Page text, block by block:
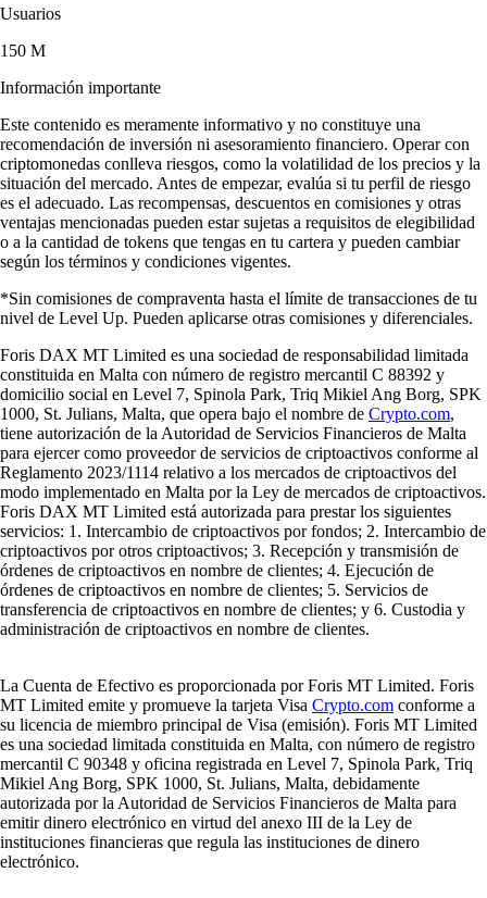
Usuarios
150 M
Información importante
Este contenido es meramente informativo y no constituye una
recomendación de inversión ni asesoramiento financiero. Operar con
criptomonedas conlleva riesgos, como la volatilidad de los precios y la
situación del mercado. Antes de empezar, evalúa si tu perfil de riesgo
es el adecuado. Las recompensas, descuentos en comisiones y otras
ventajas mencionadas pueden estar sujetas a requisitos de elegibilidad
o a la cantidad de tokens que tengas en tu cartera y pueden cambiar
según los términos y condiciones vigentes.
*Sin comisiones de compraventa hasta el límite de transacciones de tu
nivel de Level Up. Pueden aplicarse otras comisiones y diferenciales.
Foris DAX MT Limited es una sociedad de responsabilidad limitada
constituida en Malta con número de registro mercantil C 88392 y
domicilio social en Level 7, Spinola Park, Triq Mikiel Ang Borg, SPK
1000, St. Julians, Malta, que opera bajo el nombre de Crypto.com,
tiene autorización de la Autoridad de Servicios Financieros de Malta
para ejercer como proveedor de servicios de criptoactivos conforme al
Reglamento 2023/1114 relativo a los mercados de criptoactivos del
modo implementado en Malta por la Ley de mercados de criptoactivos.
Foris DAX MT Limited está autorizada para prestar los siguientes
servicios: 1. Intercambio de criptoactivos por fondos; 2. Intercambio de
criptoactivos por otros criptoactivos; 3. Recepción y transmisión de
órdenes de criptoactivos en nombre de clientes; 4. Ejecución de
órdenes de criptoactivos en nombre de clientes; 5. Servicios de
transferencia de criptoactivos en nombre de clientes; y 6. Custodia y
administración de criptoactivos en nombre de clientes.
La Cuenta de Efectivo es proporcionada por Foris MT Limited. Foris
MT Limited emite y promueve la tarjeta Visa Crypto.com conforme a
su licencia de miembro principal de Visa (emisión). Foris MT Limited
es una sociedad limitada constituida en Malta, con número de registro
mercantil C 90348 y oficina registrada en Level 7, Spinola Park, Triq
Mikiel Ang Borg, SPK 1000, St. Julians, Malta, debidamente
autorizada por la Autoridad de Servicios Financieros de Malta para
emitir dinero electrónico en virtud del anexo III de la Ley de
instituciones financieras que regula las instituciones de dinero
electrónico.